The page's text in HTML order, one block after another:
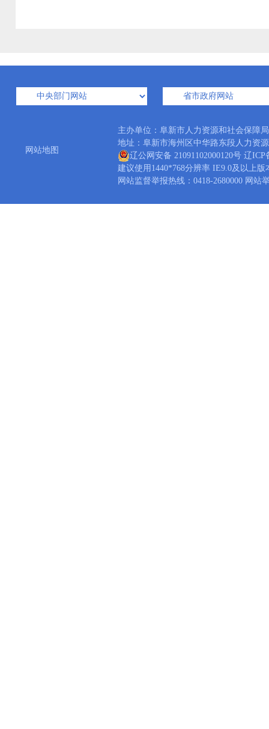
网站地图
主办单位：阜新市人力资源和社会保
地址：阜新市海州区中华路东段人力
辽公网安备 21091102000120号 辽ICP
建议使用1440*768分辨率 IE9.0及以上版
网站监督举报热线：0418-2680000 网站